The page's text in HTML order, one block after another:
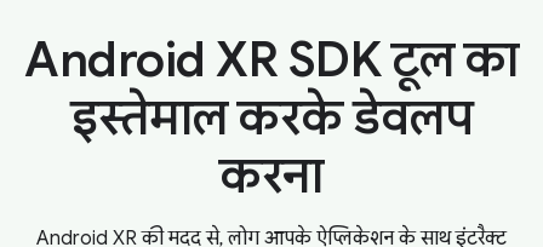
Android XR SDK टूल का
इस्तेमाल करके डेवलप
करना
Android XR की मदद से, लोग आपके ऐप्लिकेशन के साथ इंटरैक्ट